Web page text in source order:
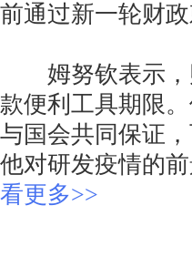
前通过新一轮财政
姆努钦表示，
款便利工具期限
与国会共同保证
他对研发疫情的
看更多>>